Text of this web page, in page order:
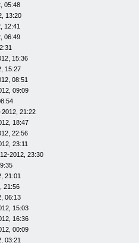
05:48
13:20
12:41
06:49
15:36
15:27
08:51
09:09
21:22
18:47
22:56
23:11
2012, 23:30
21:01
21:56
06:13
15:03
16:36
00:09
03:21